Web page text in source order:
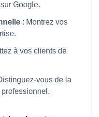
Google.
: Montrez vos
à vos clients de
vous de la